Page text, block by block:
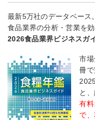
最新5万社のデータベース。
食品業界の分析・営業を
2026食品業界ビジネスガ
市
冊で
と
有
で